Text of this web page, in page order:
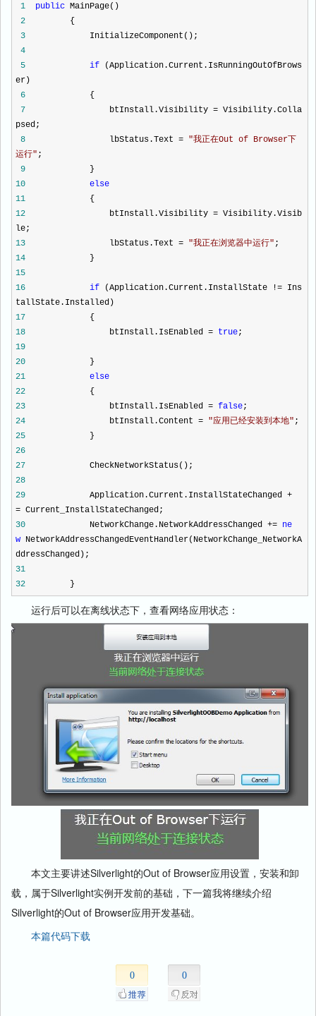
1 public MainPage()
2
{
3
InitializeComponent();
4
5
if (Application.Current.IsRunningOutOfBrows
er)
6
{
7
btInstall.Visibility = Visibility.Colla
psed;
8
lbStatus.Text = "我正在Out of Browser下
运行" ;
9
}
10
else
11
{
12
btInstall.Visibility = Visibility.Visib
le;
13
lbStatus.Text = "我正在浏览器中运行" ;
14
}
15
16
if (Application.Current.InstallState != Ins
tallState.Installed)
17
{
18
btInstall.IsEnabled = true;
19
20
}
21
else
22
{
23
btInstall.IsEnabled = false;
24
btInstall.Content = "应用已经安装到本地" ;
25
}
26
27
CheckNetworkStatus();
28
29
Application.Current.InstallStateChanged +
= Current_InstallStateChanged;
30
NetworkChange.NetworkAddressChanged += ne
w NetworkAddressChangedEventHandler(NetworkChange_NetworkA
ddressChanged);
31
32
}
运行后可以在离线状态下，查看网络应用状态：
本文主要讲述Silverlight的Out of Browser应用设置，安装和卸
载，属于Silverlight实例开发前的基础，下一篇我将继续介绍
Silverlight的Out of Browser应用开发基础。
本篇代码下载
0 0